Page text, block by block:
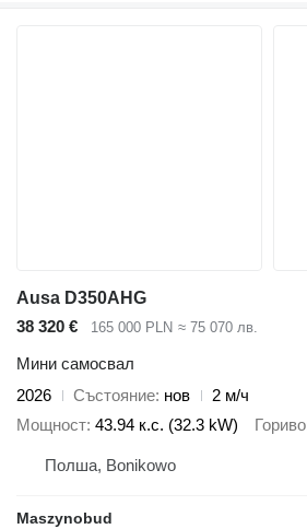
Ausa D350AHG
38 320 €
165 000 PLN ≈ 75 070 лв.
Мини самосвал
2026
Състояние нов
2 м/ч
Мощност 43.94 к.с. (32.3 kW) Гориво
Полша, Bonikowo
Maszynobud